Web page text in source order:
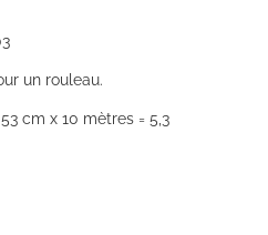
un rouleau.
cm x 10 mètres = 5,3